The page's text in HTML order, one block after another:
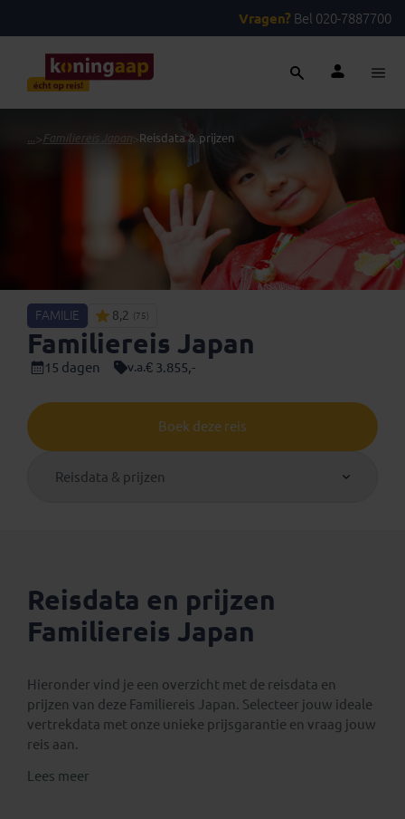
Vragen? Bel 020-7887700
> Familiereis Japan >Reisdata & prijzen
FAMILIE 8,2 (75)
Familiereis Japan
15 dagen v.a.€ 3.855,-
Boek deze reis
Reisdata & prijzen
Reisdata en prijzen
Familiereis Japan
Hieronder vind je een overzicht met de reisdata en
prijzen van deze Familiereis Japan. Selecteer jouw ideale
vertrekdata met onze unieke prijsgarantie en vraag jouw
reis aan.
Lees meer